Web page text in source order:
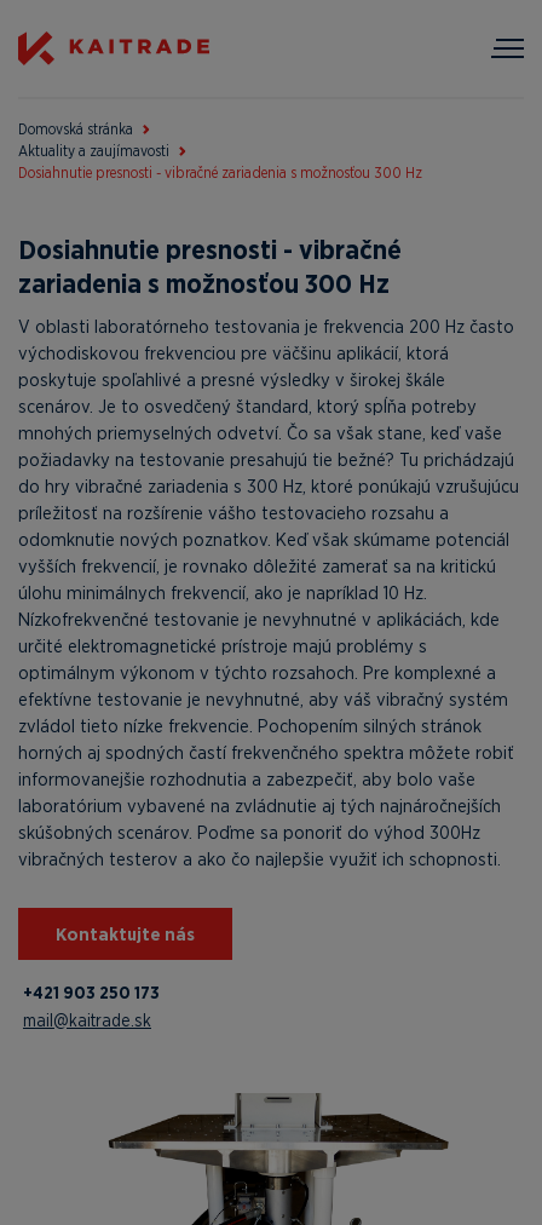
Domovská stránka
Aktuality a zaujímavosti
Dosiahnutie presnosti - vibračné zariadenia s možnosťou 300 Hz
Dosiahnutie presnosti - vibračné
zariadenia s možnosťou 300 Hz
V oblasti laboratórneho testovania je frekvencia 200 Hz často
východiskovou frekvenciou pre väčšinu aplikácií, ktorá
poskytuje spoľahlivé a presné výsledky v širokej škále
scenárov. Je to osvedčený štandard, ktorý spĺňa potreby
mnohých priemyselných odvetví. Čo sa však stane, keď vaše
požiadavky na testovanie presahujú tie bežné? Tu prichádzajú
do hry vibračné zariadenia s 300 Hz, ktoré ponúkajú vzrušujúcu
príležitosť na rozšírenie vášho testovacieho rozsahu a
odomknutie nových poznatkov. Keď však skúmame potenciál
vyšších frekvencií, je rovnako dôležité zamerať sa na kritickú
úlohu minimálnych frekvencií, ako je napríklad 10 Hz.
Nízkofrekvenčné testovanie je nevyhnutné v aplikáciách, kde
určité elektromagnetické prístroje majú problémy s
optimálnym výkonom v týchto rozsahoch. Pre komplexné a
efektívne testovanie je nevyhnutné, aby váš vibračný systém
zvládol tieto nízke frekvencie. Pochopením silných stránok
horných aj spodných častí frekvenčného spektra môžete robiť
informovanejšie rozhodnutia a zabezpečiť, aby bolo vaše
laboratórium vybavené na zvládnutie aj tých najnáročnejších
skúšobných scenárov. Poďme sa ponoriť do výhod 300Hz
vibračných testerov a ako čo najlepšie využiť ich schopnosti.
Kontaktujte nás
+421 903 250 173
mail@kaitrade.sk